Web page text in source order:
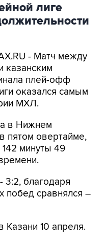
лиге
- Матч между
казанским
плей-офф
оказался самым
МХЛ.
в Нижнем
пятом овертайме,
минуты 49
благодаря
побед сравнялся –
10 апреля.